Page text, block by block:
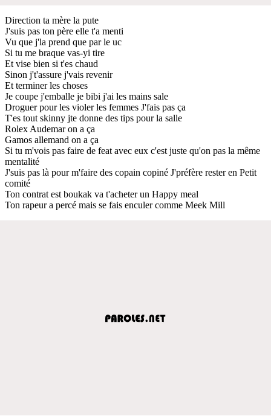
Direction ta mère la pute
J'suis pas ton père elle t'a menti
Vu que j'la prend que par le uc
Si tu me braque vas-yi tire
Et vise bien si t'es chaud
Sinon j't'assure j'vais revenir
Et terminer les choses
Je coupe j'emballe je bibi j'ai les mains sale
Droguer pour les violer les femmes J'fais pas ça
T'es tout skinny jte donne des tips pour la salle
Rolex Audemar on a ça
Gamos allemand on a ça
Si tu m'vois pas faire de feat avec eux c'est juste qu'on pas la même
mentalité
J'suis pas là pour m'faire des copain copiné J'préfère rester en Petit
comité
Ton contrat est boukak va t'acheter un Happy meal
Ton rapeur a percé mais se fais enculer comme Meek Mill